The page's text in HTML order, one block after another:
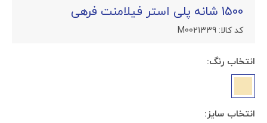
1500 شانه پلی استر فیلامنت فرهی
کد کالا: M0021339
انتخاب رنگ:
انتخاب سایز: